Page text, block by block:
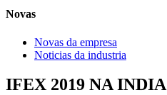
Novas
Novas da empresa
Noticias da industria
IFEX 2019 NA INDIA